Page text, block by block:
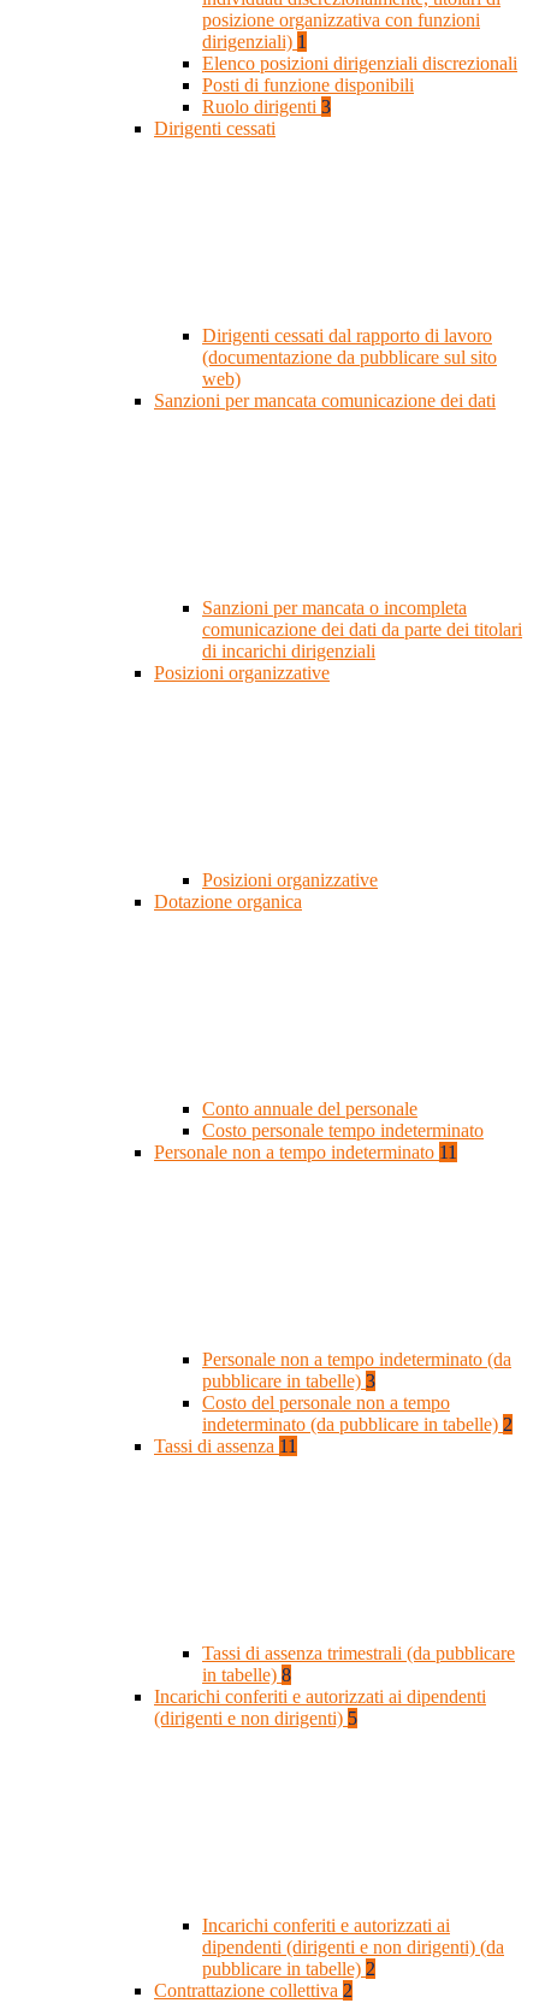
posizione organizzativa con funzioni
dirigenziali) 1
Elenco posizioni dirigenziali discrezionali
Posti di funzione disponibili
Ruolo dirigenti 3
Dirigenti cessati
Dirigenti cessati dal rapporto di lavoro
(documentazione da pubblicare sul sito
web)
Sanzioni per mancata comunicazione dei dati
Sanzioni per mancata o incompleta
comunicazione dei dati da parte dei titolari
di incarichi dirigenziali
Posizioni organizzative
Posizioni organizzative
Dotazione organica
Conto annuale del personale
Costo personale tempo indeterminato
Personale non a tempo indeterminato 11
Personale non a tempo indeterminato (da
pubblicare in tabelle) 3
Costo del personale non a tempo
indeterminato (da pubblicare in tabelle) 2
Tassi di assenza 11
Tassi di assenza trimestrali (da pubblicare
in tabelle) 8
Incarichi conferiti e autorizzati ai dipendenti
(dirigenti e non dirigenti) 5
Incarichi conferiti e autorizzati ai
dipendenti (dirigenti e non dirigenti) (da
pubblicare in tabelle) 2
Contrattazione collettiva 2